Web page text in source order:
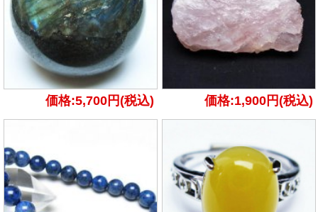
価格:5,700円(税込) 価格:1,900円(税込)